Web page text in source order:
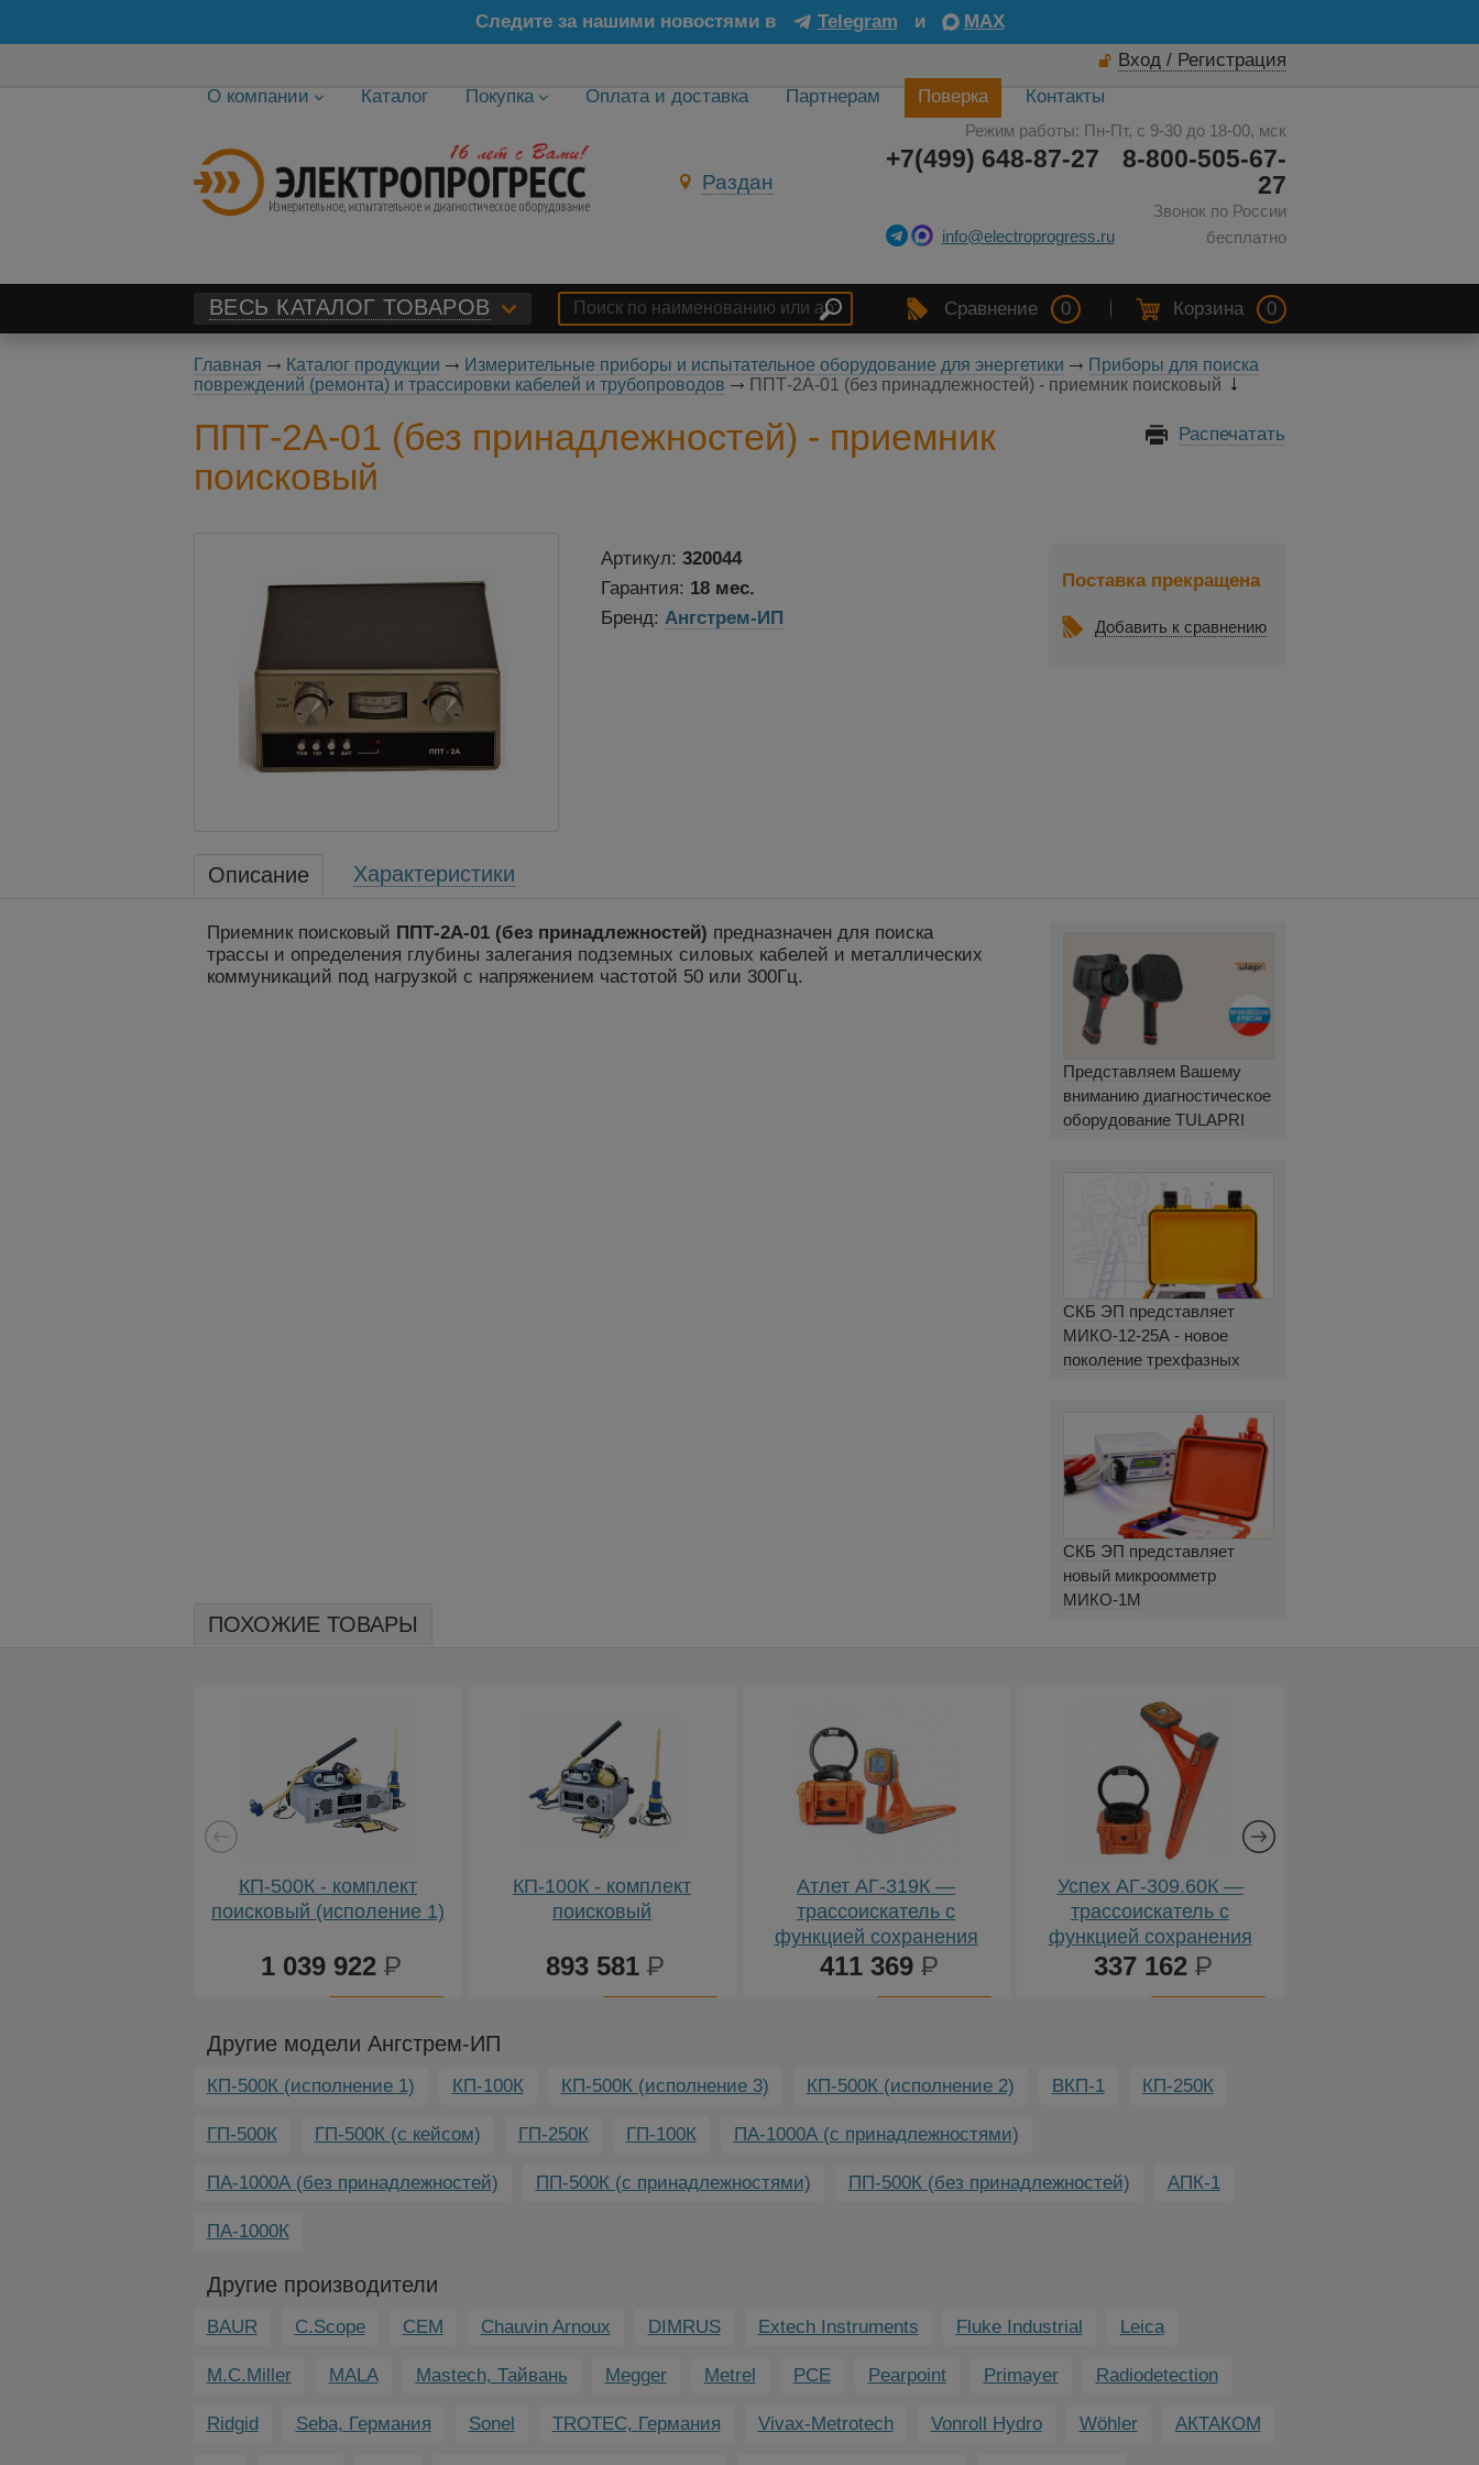
Следите за нашими новостями в Telegram и
MAX
Вход / Регистрация
О компании
Каталог Покупка Оплата и доставка Партнерам Поверка Контакты
Раздан
Режим работы: Пн-Пт, с 9-30 до 18-00, мск
8-800-505-67-
27
Звонок по России
бесплатно
+7(499) 648-87-27
info@electroprogress.ru
ВЕСЬ КАТАЛОГ ТОВАРОВ Сравнение 0 Корзина 0
Главная Каталог продукции Измерительные приборы и испытательное оборудование для энергетики
Приборы для поиска
повреждений (ремонта) и трассировки кабелей и трубопроводов
ППТ-2А-01 (без принадлежностей) - приемник поисковый
Распечатать
ППТ-2А-01 (без принадлежностей) - приемник
поисковый
Артикул: 320044
Гарантия: 18 мес.
Бренд: Ангстрем-ИП
Поставка прекращена
Добавить к сравнению
Представляем Вашему
вниманию диагностическое
оборудование TULAPRI
СКБ ЭП представляет
МИКО-12-25А - новое
поколение трехфазных
СКБ ЭП представляет
новый микроомметр
МИКО-1М
Описание Характеристики
Приемник поисковый ППТ-2А-01 (без принадлежностей) предназначен для поиска
трассы и определения глубины залегания подземных силовых кабелей и металлических
коммуникаций под нагрузкой с напряжением частотой 50 или 300Гц.
ПОХОЖИЕ ТОВАРЫ
КП-500К - комплект
поисковый (исполение 1)
1 039 922Р
КП-100К - комплект
поисковый
893 581Р
Атлет АГ-319К —
трассоискатель с
функцией сохранения
координат GPS/Глонасс
411 369Р
Успех АГ-309.60К —
трассоискатель с
функцией сохранения
координат GPS/Глонасс
337 162Р
Другие модели Ангстрем-ИП
КП-500К (исполнение 1) КП-100К КП-500К (исполнение 3) КП-500К (исполнение 2) ВКП-1 КП-250К
ГП-500К ГП-500К (с кейсом) ГП-250К ГП-100К ПА-1000А (с принадлежностями)
ПА-1000А (без принадлежностей) ПП-500К (с принадлежностями) ПП-500К (без принадлежностей) АПК-1
ПА-1000К
Другие производители
BAUR C.Scope CEM Chauvin Arnoux DIMRUS Extech Instruments Fluke Industrial Leica
M.C.Miller MALА Mastech, Тайвань Megger Metrel PCE Pearpoint Primayer Radiodetection
Ridgid Seba, Германия Sonel TROTEC, Германия Vivax-Metrotech Vonroll Hydro Wöhler АКТАКОМ